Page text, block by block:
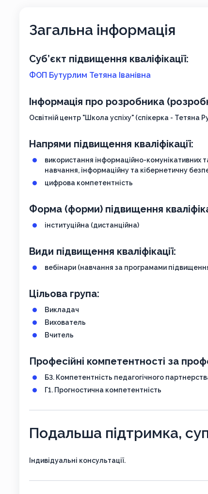
Загальна інформація
Суб’єкт підвищення кваліфікації:
ФОП Бутурлим Тетяна Іванівна
Інформація про розробника
Освітній центр "Школа успіху" (спікерка - Тетяна
Напрями підвищення кваліфікації:
використання інформаційно-комунікативних
навчання, інформаційну та кібернетичну
цифрова компетентність
Форма (форми) підвищення
інституційна (дистанційна)
Види підвищення кваліфікації:
вебінари (навчання за програмами підвищення
Цільова група:
Викладач
Вихователь
Вчитель
Професійні компетентності за
Б3. Компетентність педагогічного
Г1. Прогностична компетентність
Подальша підтримка,
Індивідуальні консультації.